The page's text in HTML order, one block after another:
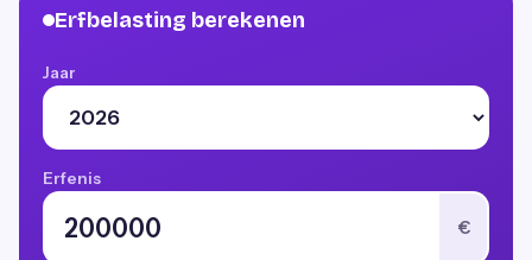
Erfbelasting berekenen
Jaar
Erfenis
€